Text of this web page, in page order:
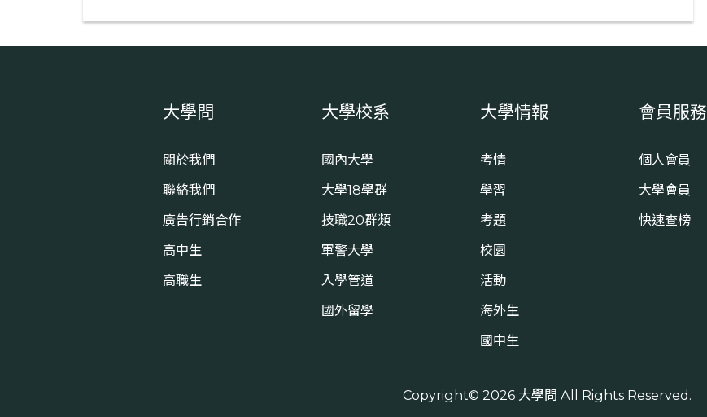
大學問
關於我們
聯絡我們
廣告行銷合作
高中生
高職生
大學校系
國內大學
大學18學群
技職20群類
軍警大學
入學管道
國外留學
大學情報
考情
學習
考題
校園
活動
海外生
國中生
會員服務
個人會員
大學會員
快速查榜
Copyright© 2026 大學問 All Rights Reserved.